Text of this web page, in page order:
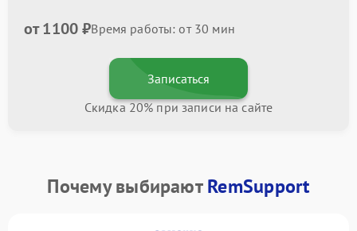
от 1100 ₽Время работы: от 30 мин
Записаться
Скидка 20% при записи на сайте
Почему выбираютRemSupport